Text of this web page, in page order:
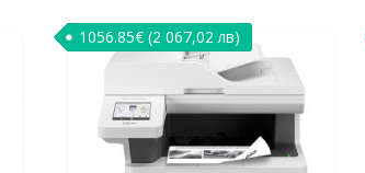
1056.85€ (2 067,02 лв)